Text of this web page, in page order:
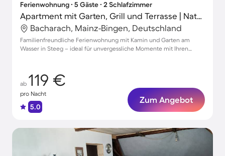
Ferienwohnung ∙ 5 Gäste ∙ 2 Schlafzimmer
Apartment mit Garten, Grill und Terrasse | Naturblick
Bacharach, Mainz-Bingen, Deutschland
Familienfreundliche Ferienwohnung mit Kamin und Garten am
Wasser in Steeg – ideal für unvergessliche Momente mit Ihren
ab 119 €
pro Nacht
5.0
Zum Angebot